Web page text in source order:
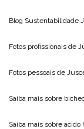
Blog Sustentabilidade
Fotos profissionais de
Fotos pessoais de
Saiba mais sobre
Saiba mais sobre acido